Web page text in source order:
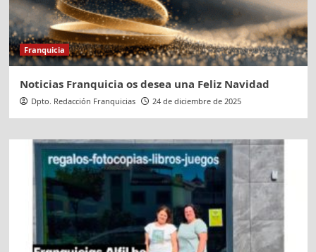
Franquicia
Noticias Franquicia os desea una Feliz Navidad
Dpto. Redacción Franquicias 24 de diciembre de 2025